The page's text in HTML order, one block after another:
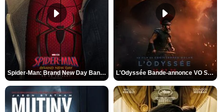
Spider-Man: Brand New Day Bande-annonce VO STFR L'Odyssée Bande-annonce VO STFR